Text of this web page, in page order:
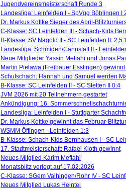
Jugendvereinsmeisterschaft Runde 3
Landesliga: Leinfelden I - SpVgg Böblingen I
Dr. Markus Kottke Sieger des April-
C-Klasse: SC Leinfelden III - Schach-Kids
B-Klasse: SV Nagold II - SC Leinfelden II:
Landesliga: Schmiden/Cannstatt II -
Neue Mitglieder Yassin Meftahi und Jonas
Martin Pielawa (Freibauer Esslingen)
Schulschach: Hannah und Samuel werden
B-Klasse: SC Leinfelden II - SC Stetten II 0:4
JVM 2026 mit 20 Teilnehmern gestartet
Ankündigung: 16.
Landesliga: Leinfelden I - Stuttgarter
Dr. Markus Kottke gewinnt das Februar-
WSMM Öffingen - Leinfelden 1:3
B-Klasse: Schach-Kids Bernhausen I - SC
17. Stadtmeisterschaft: Rafael Kloth gewinnt
Neues Mitglied Karim Meftahi
Monatsblitz verlegt auf 17.02.2026
C-Klasse: SGem Vaihingen/Rohr IV - SC
Neues Mitglied Lukas Heintel